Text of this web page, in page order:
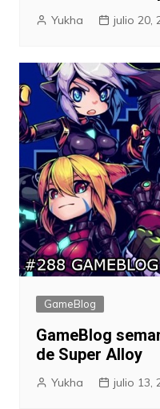
Yukha julio 20,
GameBlog
GameBlog
de Super Alloy
Yukha julio 13,